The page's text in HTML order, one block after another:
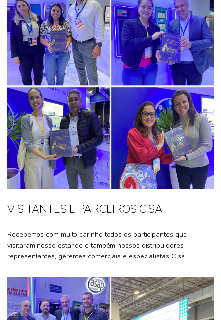
VISITANTES E PARCEIROS CISA
Recebemos com muito carinho todos os participantes que
visitaram nosso estande e também nossos distribuidores,
representantes, gerentes comerciais e especialistas Cisa.